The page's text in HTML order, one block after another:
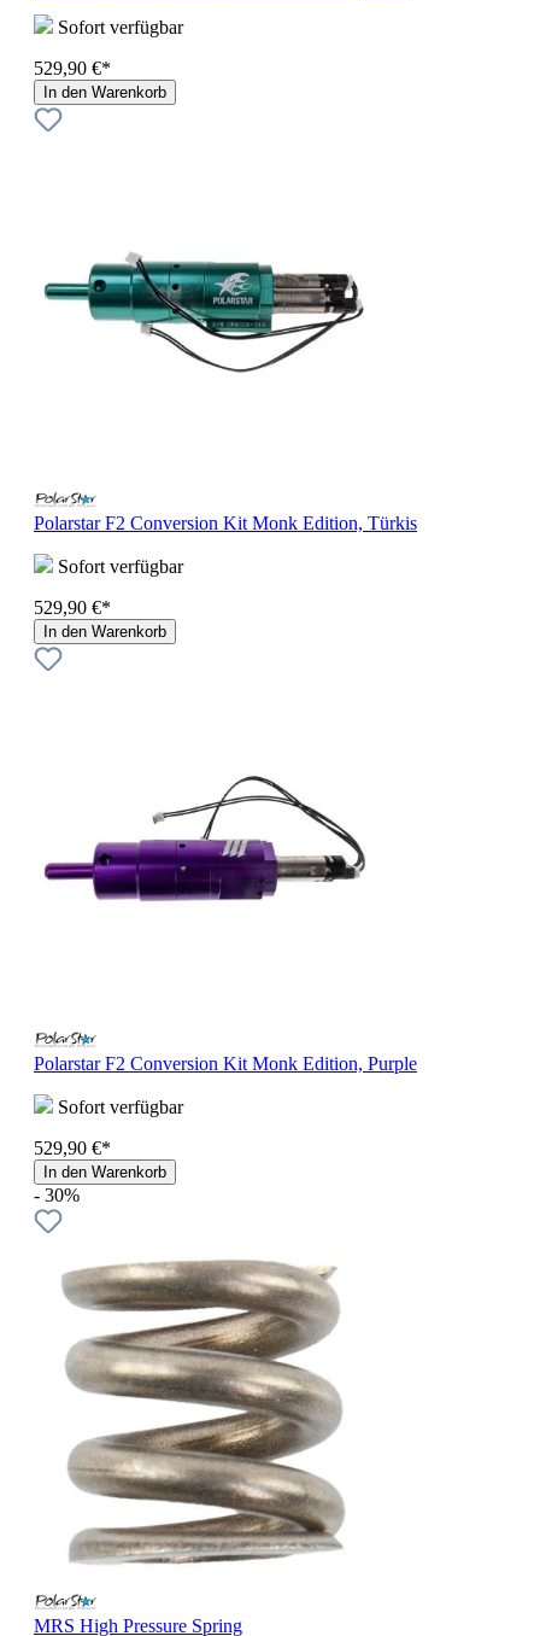
Sofort verfügbar
529,90 €*
In den Warenkorb
Polarstar F2 Conversion Kit Monk Edition, Türkis
Sofort verfügbar
529,90 €*
In den Warenkorb
Polarstar F2 Conversion Kit Monk Edition, Purple
Sofort verfügbar
529,90 €*
In den Warenkorb
- 30%
MRS High Pressure Spring